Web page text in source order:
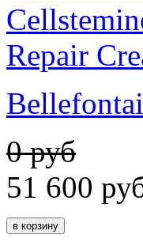
0 руб
51 600